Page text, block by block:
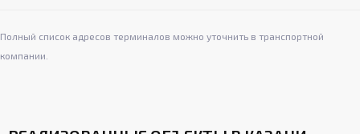
Полный список адресов терминалов можно уточнить в транспортной
компании.